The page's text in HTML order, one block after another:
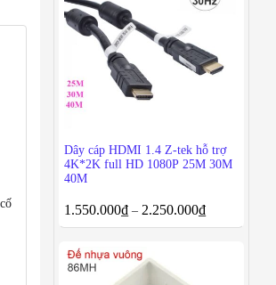
Dây cáp HDMI 1.4 Z-tek hỗ trợ
4K*2K full HD 1080P 25M 30M
40M
1.550.000₫ –2.250.000₫